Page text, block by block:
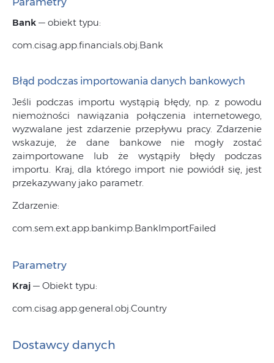
Bank — obiekt typu:
com.cisag.app.financials.obj.Bank
Błąd podczas importowania danych bankowych
Jeśli podczas importu wystąpią błędy, np. z powodu
niemożności nawiązania połączenia internetowego,
wyzwalane jest zdarzenie przepływu pracy. Zdarzenie
wskazuje, że dane bankowe nie mogły zostać
zaimportowane lub że wystąpiły błędy podczas
importu. Kraj, dla którego import nie powiódł się, jest
przekazywany jako parametr.
Zdarzenie:
com.sem.ext.app.bankimp.BankImportFailed
Parametry
Kraj — Obiekt typu:
com.cisag.app.general.obj.Country
Dostawcy danych